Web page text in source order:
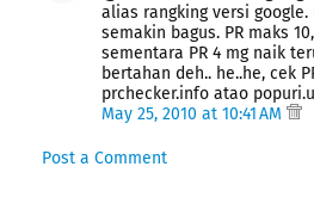
alias rangking versi
semakin bagus. PR maks
sementara PR 4 mg naik
bertahan deh.. he..he, cek
prchecker.info atao
May 25, 2010 at 10:41 AM
Post a Comment